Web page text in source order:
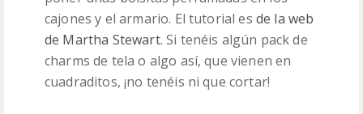
cajones y el armario. El tutorial es de la web
de Martha Stewart. Si tenéis algún pack de
charms de tela o algo así, que vienen en
cuadraditos, ¡no tenéis ni que cortar!